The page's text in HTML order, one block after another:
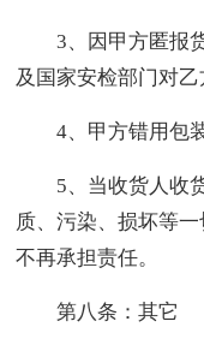
3、因甲方匿报
及国家安检部门对乙
4、甲方错用包
5、当收货人收
质、污染、损坏等
不再承担责任。
第八条：其它